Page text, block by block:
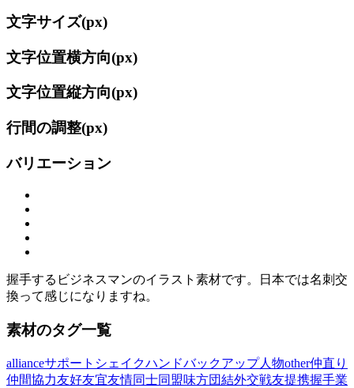
文字サイズ(px)
文字位置横方向(px)
文字位置縦方向(px)
行間の調整(px)
バリエーション
握手するビジネスマンのイラスト素材です。日本では名刺交
換って感じになりますね。
素材のタグ一覧
allianceサポート シェイクハンドバックアップ人物other仲直り
仲間協力友好友宜友情同士同盟味方団結外交戦友提携握手業